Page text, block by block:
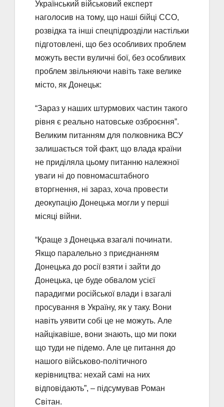
Український військовий експерт
наголосив на тому, що наші бійці ССО,
розвідка та інші спецпідрозділи настільки
підготовлені, що без особливих проблем
можуть вести вуличні бої, без особливих
проблем звільняючи навіть таке велике
місто, як Донецьк:
“Зараз у наших штурмових частин такого
рівня є реально натовське озброєння”.
Великим питанням для полковника ВСУ
залишається той факт, що влада країни
не приділяла цьому питанню належної
уваги ні до повномасштабного
вторгнення, ні зараз, хоча провести
деокупацію Донецька могли у перші
місяці війни.
“Краще з Донецька взагалі починати.
Якщо паралельно з приєднанням
Донецька до росії взяти і зайти до
Донецька, це буде обвалом усієї
парадигми російської влади і взагалі
просування в Україну, як у таку. Вони
навіть уявити собі це не можуть. Але
найцікавіше, вони знають, що ми поки
що туди не підемо. Але це питання до
нашого військово-політичного
керівництва: нехай самі на них
відповідають”, – підсумував Роман
Світан.